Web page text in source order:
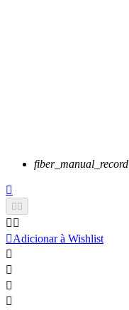
fiber_manual_record

 
 
Adicionar à Wishlist



